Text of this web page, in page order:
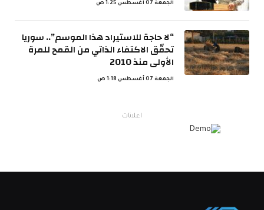
الجمعة 07 أغسطس 1:25 ص
“لا حاجة للاستيراد هذا الموسم”.. سوريا
تحقّق الاكتفاء الذاتي من القمح للمرة
الأولى منذ 2010
الجمعة 07 أغسطس 1:18 ص
اعلانات